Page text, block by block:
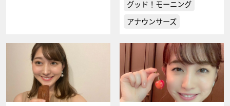
グッド！モーニング
アナウンサーズ